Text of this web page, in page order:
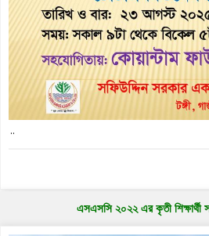
..
এসএসসি ২০২২ এর কৃতী শিক্ষার্থী